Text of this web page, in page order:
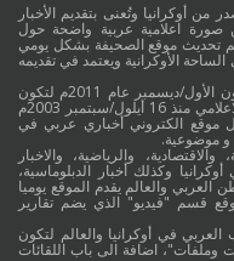
من أوكرانيا وتُعنى بتقديم الأخبار
صورة اعلامية عربية واضحة حول
تحديث موقع الصحيفة بشكل يومي
الأوكرانية ويعتمد في تقديمه
وقد جائت انطلاقة "أوكرانيا بالعربية" في 16 كانون الأول/ديسمبر عام 2011م لتكون
امتدادا للموقع العربي الاوكراني والذي بدأ عمله الاعلامي منذ 16 أيلول/سبتمبر 2003م
موقع الكتروني أخباري عربي في
و موضوعية.
والرياضية، والاخبار
وكذلك أخبار الدبلوماسية،
والعالم يقدم الموقع يوميا
قسم "فيديو" الذي يضم تقارير
العربي في أوكرانيا والعالم لتكون
وملفات"، اضافة الى باب اللقائات